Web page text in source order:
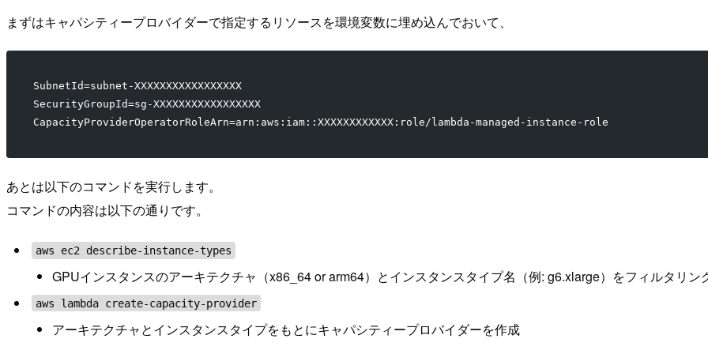
まずはキャパシティープロバイダーで指定するリソースを環境変数に埋め込んでおいて、
SubnetId=subnet-XXXXXXXXXXXXXXXXX
SecurityGroupId=sg-XXXXXXXXXXXXXXXXX
CapacityProviderOperatorRoleArn=arn:aws:iam::XXXXXXXXXXXX:role/lambda-managed-instance-role
あとは以下のコマンドを実行します。
コマンドの内容は以下の通りです。
aws ec2 describe-instance-types
GPUインスタンスのアーキテクチャ（x86_64 or arm64）とインスタンスタイプ名（例: g6.xlarge）をフィルタリン
aws lambda create-capacity-provider
アーキテクチャとインスタンスタイプをもとにキャパシティープロバイダーを作成